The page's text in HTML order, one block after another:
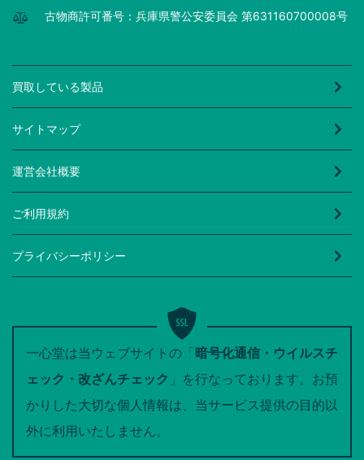
古物商許可番号：兵庫県警公安委員会 第631160700008号
買取している製品
サイトマップ
運営会社概要
ご利用規約
プライバシーポリシー
一心堂は当ウェブサイトの「暗号化通信・ウイルスチ
ェック・改ざんチェック 」を行なっております。お預
かりした大切な個人情報は、当サービス提供の目的以
外に利用いたしません。